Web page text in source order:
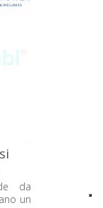
da
un